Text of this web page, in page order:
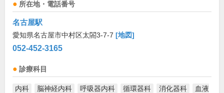
所在地・電話番号
名古屋駅
愛知県名古屋市中村区太閤3-7-7 [地図]
052-452-3165
診療科目
内科 脳神経内科 呼吸器内科 循環器科 消化器科
血液